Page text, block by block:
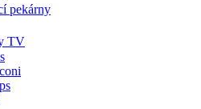
pekárny
TV